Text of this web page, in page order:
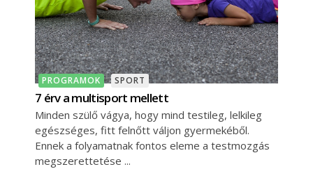
PROGRAMOK SPORT
7 érv a multisport mellett
Minden szülő vágya, hogy mind testileg, lelkileg
egészséges, fitt felnőtt váljon gyermekéből.
Ennek a folyamatnak fontos eleme a testmozgás
megszerettetése